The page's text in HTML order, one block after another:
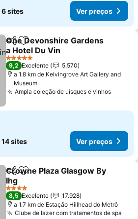
6 sites Ver preços
PartilharAdicionar aos favoritos
One Devonshire Gardens
a Hotel Du Vin
Ver preços
5 Estrelas
9,2 Excelente
5.570
a 1.8 km de Kelvingrove Art Gallery and
Museum
Ampla coleção de uísques e vinhosVer
14 sites Ver preços
PartilharAdicionar aos favoritos
Crowne Plaza Glasgow By
Ihg
Ver preços
4 Estrelas
8,5 Excelente
17.928
a 1.7 km de Estação Hillhead do Metrô
Clube de lazer com tratamentos de spa